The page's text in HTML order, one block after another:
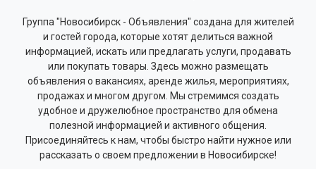
Группа "Новосибирск - Объявления" создана для жителей
и гостей города, которые хотят делиться важной
информацией, искать или предлагать услуги, продавать
или покупать товары. Здесь можно размещать
объявления о вакансиях, аренде жилья, мероприятиях,
продажах и многом другом. Мы стремимся создать
удобное и дружелюбное пространство для обмена
полезной информацией и активного общения.
Присоединяйтесь к нам, чтобы быстро найти нужное или
рассказать о своем предложении в Новосибирске!